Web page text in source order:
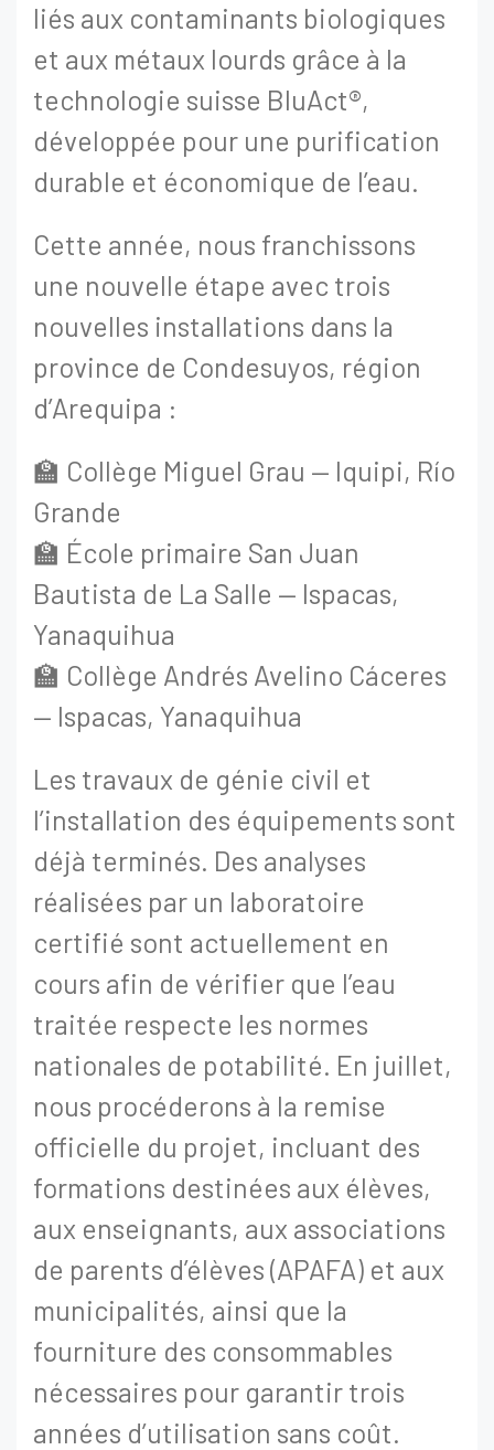
liés aux contaminants biologiques
et aux métaux lourds grâce à la
technologie suisse BluAct®,
développée pour une purification
durable et économique de l’eau.
Cette année, nous franchissons
une nouvelle étape avec trois
nouvelles installations dans la
province de Condesuyos, région
d’Arequipa :
🏫 Collège Miguel Grau — Iquipi, Río
Grande
🏫 École primaire San Juan
Bautista de La Salle — Ispacas,
Yanaquihua
🏫 Collège Andrés Avelino Cáceres
— Ispacas, Yanaquihua
Les travaux de génie civil et
l’installation des équipements sont
déjà terminés. Des analyses
réalisées par un laboratoire
certifié sont actuellement en
cours afin de vérifier que l’eau
traitée respecte les normes
nationales de potabilité. En juillet,
nous procéderons à la remise
officielle du projet, incluant des
formations destinées aux élèves,
aux enseignants, aux associations
de parents d’élèves (APAFA) et aux
municipalités, ainsi que la
fourniture des consommables
nécessaires pour garantir trois
années d’utilisation sans coût.